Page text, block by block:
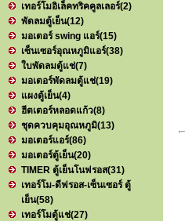
เทอร์โมอิเล็คทริคคูลเลอร์(2)
พัดลมตู้เย็น(12)
มอเตอร์ swing แอร์(15)
เซ็นเซอร์อุณหภูมิแอร์(38)
ใบพัดลมตู้แช่(7)
มอเตอร์พัดลมตู้แช่(19)
แผงตู้เย็น(4)
ฮีตเตอร์หลอดแก้ว(8)
ชุดควบคุมอุณหภูมิ(13)
มอเตอร์แอร์(86)
มอเตอร์ตู้เย็น(20)
TIMER ตู้เย็นโนฟรอส(31)
เทอร์โม-ดีฟรอส-เซ็นเซอร์ ตู้
เย็น(58)
เทอร์โมตู้แช่(27)